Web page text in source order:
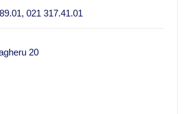
021 317.41.01
20